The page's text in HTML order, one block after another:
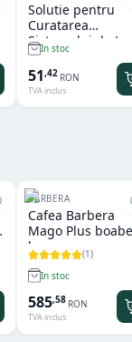
Solutie pentru
Curatarea
Sistemului de
LF Cappuccino
Perfect 1 L
In stoc
51,42 RON
TVA inclus
BARBERA
Cafea Barbera
Mago Plus
kg
(1)
In stoc
585,58 RON
TVA inclus